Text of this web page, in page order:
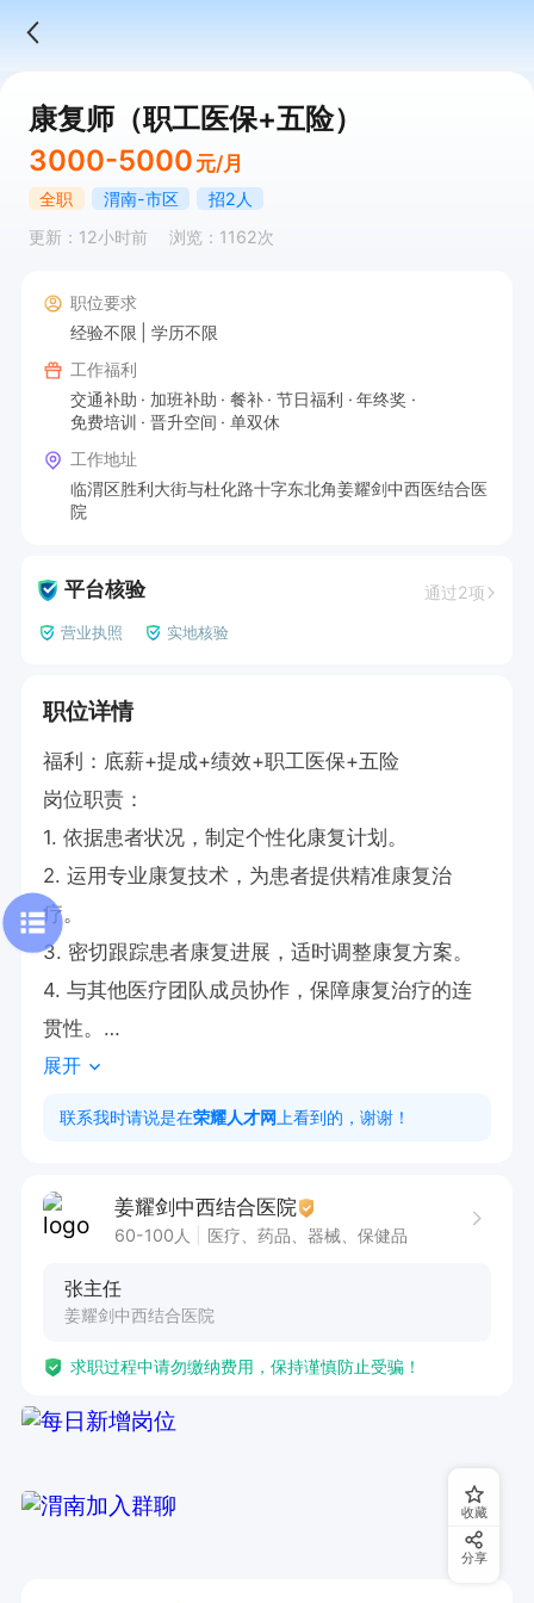
康复师（职工医保+五险）
3000-5000 元/月
全职 渭南-市区
招2人
更新：12小时前
浏览：1162次
职位要求
经验不限
学历不限
工作福利
交通补助
加班补助 餐补 节日福利
年终奖
免费培训
晋升空间
单双休
工作地址
临渭区胜利大街与杜化路十字东北角姜耀剑中西医结合医
院
平台核验 通过2项
营业执照 实地核验
职位详情
福利：底薪+提成+绩效+职工医保+五险
岗位职责：
1. 依据患者状况，制定个性化康复计划。
2. 运用专业康复技术，为患者提供精准康复治
疗。
3. 密切跟踪患者康复进展，适时调整康复方案。
4. 与其他医疗团队成员协作，保障康复治疗的连
贯性。
5. 为患者及家属提供康复指导与教育。
2. 具备扎实的康复医学专业知识。
4.专科及以上学历，2年以上相关工作经验，踏实
展开
联系我时请说是在荣耀人才网 上看到的，谢谢！
姜耀剑中西结合医院
60-100人 医疗、药品、器械、保健品
张主任
姜耀剑中西结合医院
求职过程中请勿缴纳费用，保持谨慎防止受骗！
收藏
分享